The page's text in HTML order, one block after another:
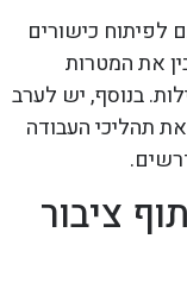
כישורים
את המטרות
בנוסף, יש לערב
תהליכי העבודה
ציבור